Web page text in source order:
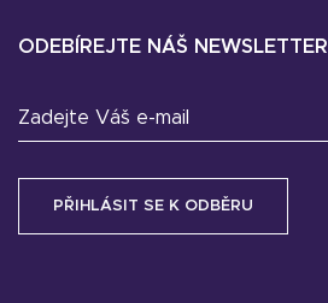
ODEBÍREJTE NÁŠ NEWSLETTER
Zadejte Váš e-mail